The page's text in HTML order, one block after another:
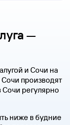
—
и Сочи на
производят
Сочи регулярно
ниже в будние